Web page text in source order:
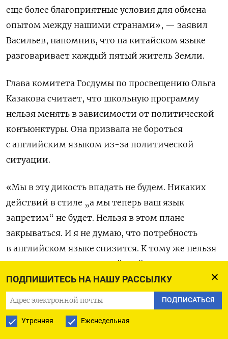
ПОДПИШИТЕСЬ НА НАШУ РАССЫЛКУ
ПОДПИСАТЬСЯ
Утренняя Еженедельная
еще более благоприятные условия для обмена
опытом между нашими странами», — заявил
Васильев, напомнив, что на китайском языке
разговаривает каждый пятый житель Земли.
Глава комитета Госдумы по просвещению Ольга
Казакова считает, что школьную программу
нельзя менять в зависимости от политической
конъюнктуры. Она призвала не бороться
с английским языком из-за политической
ситуации.
«Мы в эту дикость впадать не будем. Никаких
действий в стиле „а мы теперь ваш язык
запретим“ не будет. Нельзя в этом плане
закрываться. И я не думаю, что потребность
в английском языке снизится. К тому же нельзя
просто сходу ввести китайский в школьную
программу. Это целая система, ее нужно
готовить. Она должна иметь оценку качества,
методические материалы, учебники, причем для
разных возрастов», —добавила